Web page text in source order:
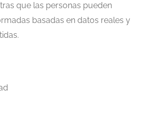
que las personas pueden
basadas en datos reales y